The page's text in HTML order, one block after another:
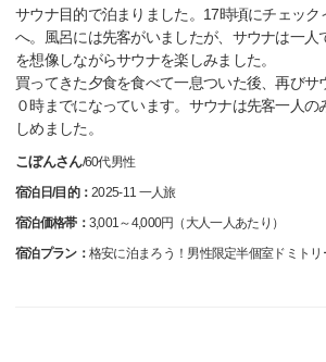
サウナ目的で泊まりました。17時頃にチェック
へ。風呂には先客がいましたが、サウナは一人
を想像しながらサウナを楽しみました。
買ってきた夕食を食べて一息ついた後、再びサ
０時までになっています。サウナは先客一人の
しめました。
こぼんさん/60代男性
宿泊日/目的：2025-11 一人旅
宿泊価格帯： 3,001～4,000円（大人一人あたり）
宿泊プラン： 格安に泊まろう！男性限定半個室ドミトリ